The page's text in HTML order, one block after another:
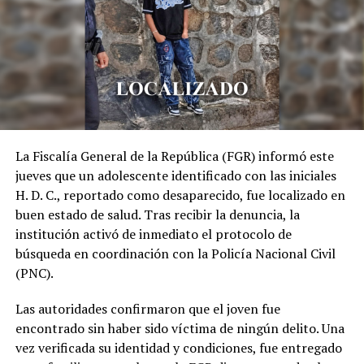
MARRUECOS
MÈXICO
MINISTERIO DE RELACIONES EXTERIORES
OPORTUNIDADES ACADÉMICAS
POSGRADOS
PRIMERAS CARRERAS
REQUISITOS DE BECAS
Detienen a mujer que intentó ingresar una TV a la
cárcel para que su hijo y marido vieran el Mundial
Emiten alerta naranja por influencia de Tormenta
Tropical Cristina
La Fiscalía General de la República (FGR) informó este
jueves que un adolescente identificado con las iniciales
H. D. C., reportado como desaparecido, fue localizado en
buen estado de salud. Tras recibir la denuncia, la
institución activó de inmediato el protocolo de
búsqueda en coordinación con la Policía Nacional Civil
(PNC).
Las autoridades confirmaron que el joven fue
encontrado sin haber sido víctima de ningún delito. Una
vez verificada su identidad y condiciones, fue entregado